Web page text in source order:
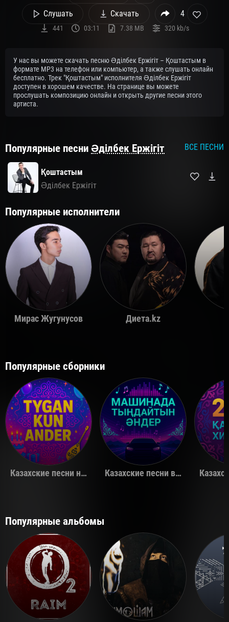
Слушать Скачать 4
441 03:11 7.38 MB 320 kb/s
У нас вы можете скачать песню Әділбек Ержігіт – Қоштастым в
формате MP3 на телефон или компьютер, а также слушать онлайн
бесплатно. Трек "Қоштастым" исполнителя Әділбек Ержігіт
доступен в хорошем качестве. На странице вы можете
прослушать композицию онлайн и открыть другие песни этого
артиста.
Популярные песни Әділбек Ержігіт ВСЕ ПЕСНИ
Қоштастым
Әділбек Ержігіт
Популярные исполнители
Мирас Жугунусов Диета.kz
Популярные сборники
Казахские песни на день рождения Казахские песни в машину
Популярные альбомы